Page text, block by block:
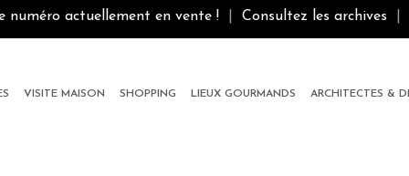
numéro actuellement en vente ! Consultez les archives
VISITE MAISON SHOPPING LIEUX GOURMANDS ARCHITECTES &